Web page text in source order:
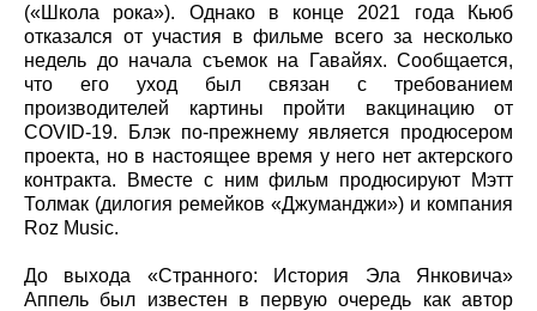
(«Школа рока»). Однако в конце 2021 года Кьюб
отказался от участия в фильме всего за несколько
недель до начала съемок на Гавайях. Сообщается,
что его уход был связан с требованием
производителей картины пройти вакцинацию от
COVID-19. Блэк по-прежнему является продюсером
проекта, но в настоящее время у него нет актерского
контракта. Вместе с ним фильм продюсируют Мэтт
Толмак (дилогия ремейков «Джуманджи») и компания
Roz Music.
До выхода «Странного: История Эла Янковича»
Аппель был известен в первую очередь как автор